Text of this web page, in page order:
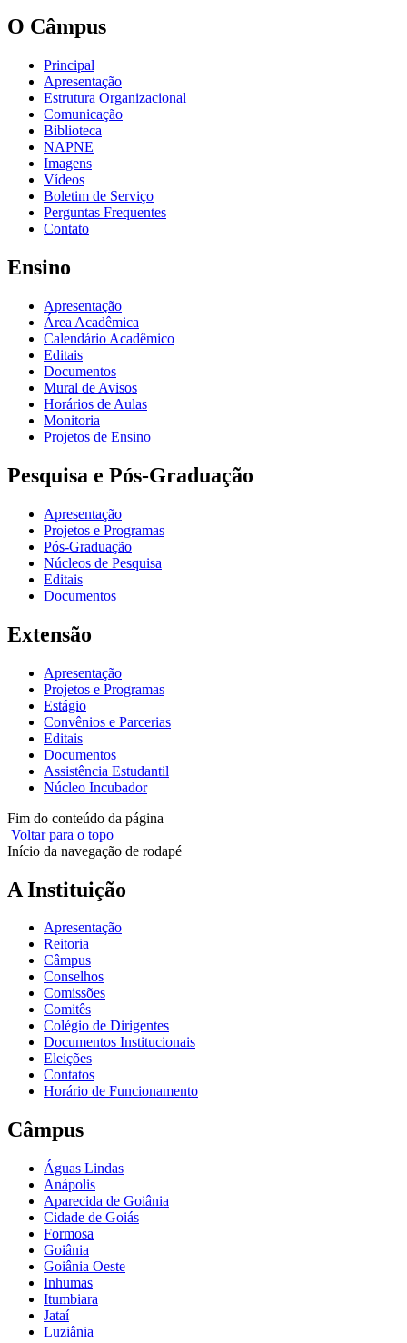
O Câmpus
Principal
Apresentação
Estrutura Organizacional
Comunicação
Biblioteca
NAPNE
Imagens
Vídeos
Boletim de Serviço
Perguntas Frequentes
Contato
Ensino
Apresentação
Área Acadêmica
Calendário Acadêmico
Editais
Documentos
Mural de Avisos
Horários de Aulas
Monitoria
Projetos de Ensino
Pesquisa e Pós-Graduação
Apresentação
Projetos e Programas
Pós-Graduação
Núcleos de Pesquisa
Editais
Documentos
Extensão
Apresentação
Projetos e Programas
Estágio
Convênios e Parcerias
Editais
Documentos
Assistência Estudantil
Núcleo Incubador
Fim do conteúdo da página
Voltar para o topo
Início da navegação de rodapé
A Instituição
Apresentação
Reitoria
Câmpus
Conselhos
Comissões
Comitês
Colégio de Dirigentes
Documentos Institucionais
Eleições
Contatos
Horário de Funcionamento
Câmpus
Águas Lindas
Anápolis
Aparecida de Goiânia
Cidade de Goiás
Formosa
Goiânia
Goiânia Oeste
Inhumas
Itumbiara
Jataí
Luziânia